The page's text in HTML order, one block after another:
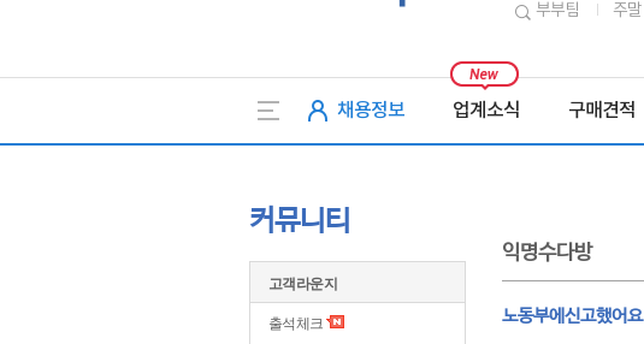
부부팀 주말
채용정보 업계소식 구매견적
커뮤니티
고객라운지
출석체크
익명수다방
노동부에신고했어요